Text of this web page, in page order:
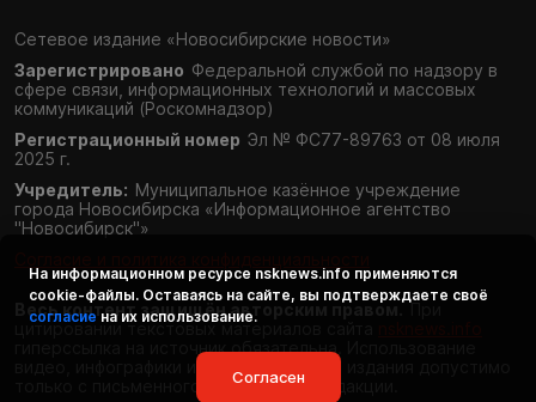
Сетевое издание «Новосибирские новости»
Зарегистрировано Федеральной службой по надзору в
сфере связи, информационных технологий и массовых
коммуникаций (Роскомнадзор)
Регистрационный номер Эл № ФС77-89763 от 08 июля
2025 г.
Учредитель: Муниципальное казённое учреждение
города Новосибирска «Информационное агентство
"Новосибирск"»
Весь контент защищён авторским правом. При
цитировании текстовых материалов сайта
гиперссылка на источник обязательна. Использование
видео, инфографики и фотоматериалов издания допустимо
только с письменного разрешения редакции.
На информационном ресурсе nsknews.info применяются
cookie-файлы. Оставаясь на сайте, вы подтверждаете своё
согласие на их использование.
Согласен